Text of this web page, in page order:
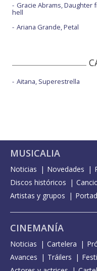
Gracie Abrams, Daughter
hell
Ariana Grande, Petal
Aitana, Superestrella
MUSICALIA
Noticias Novedades
Discos históricos
Artistas y grupos
CINEMANÍA
Noticias Cartelera
Avances
Tráilers